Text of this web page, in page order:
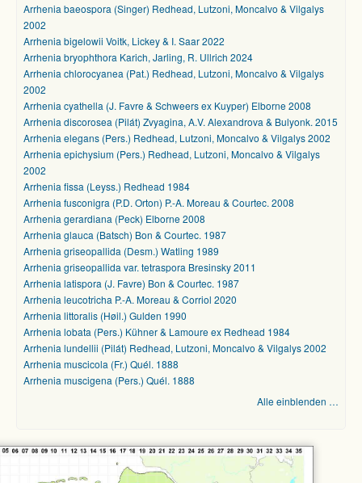
Arrhenia baeospora (Singer) Redhead, Lutzoni, Moncalvo & Vilgalys
2002
Arrhenia bigelowii Voitk, Lickey & I. Saar 2022
Arrhenia bryophthora Karich, Jarling, R. Ullrich 2024
Arrhenia chlorocyanea (Pat.) Redhead, Lutzoni, Moncalvo & Vilgalys
2002
Arrhenia cyathella (J. Favre & Schweers ex Kuyper) Elborne 2008
Arrhenia discorosea (Pilát) Zvyagina, A.V. Alexandrova & Bulyonk. 2015
Arrhenia elegans (Pers.) Redhead, Lutzoni, Moncalvo & Vilgalys 2002
Arrhenia epichysium (Pers.) Redhead, Lutzoni, Moncalvo & Vilgalys
2002
Arrhenia fissa (Leyss.) Redhead 1984
Arrhenia fusconigra (P.D. Orton) P.-A. Moreau & Courtec. 2008
Arrhenia gerardiana (Peck) Elborne 2008
Arrhenia glauca (Batsch) Bon & Courtec. 1987
Arrhenia griseopallida (Desm.) Watling 1989
Arrhenia griseopallida var. tetraspora Bresinsky 2011
Arrhenia latispora (J. Favre) Bon & Courtec. 1987
Arrhenia leucotricha P.-A. Moreau & Corriol 2020
Arrhenia littoralis (Høil.) Gulden 1990
Arrhenia lobata (Pers.) Kühner & Lamoure ex Redhead 1984
Arrhenia lundellii (Pilát) Redhead, Lutzoni, Moncalvo & Vilgalys 2002
Arrhenia muscicola (Fr.) Quél. 1888
Arrhenia muscigena (Pers.) Quél. 1888
Alle einblenden …